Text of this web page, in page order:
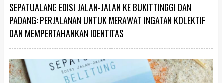
SEPATUALANG EDISI JALAN-JALAN KE BUKITTINGGI DAN
PADANG: PERJALANAN UNTUK MERAWAT INGATAN KOLEKTIF
DAN MEMPERTAHANKAN IDENTITAS